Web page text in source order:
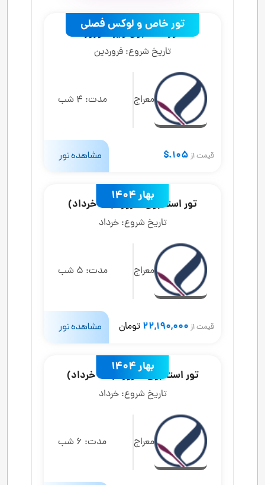
تور خاص و لوکس فصلی
تور استانبول ویژه نوروز
تاریخ شروع: فروردین
معراج مدت: 4 شب
قیمت از 105.$ مشاهده تور
بهار 1404
تور استانبول 6 روزه (20 خرداد)
تاریخ شروع: خرداد
معراج مدت: 5 شب
قیمت از 22,190,000 تومان مشاهده تور
بهار 1404
تور استانبول 7 روزه (30 خرداد)
تاریخ شروع: خرداد
معراج مدت: 6 شب